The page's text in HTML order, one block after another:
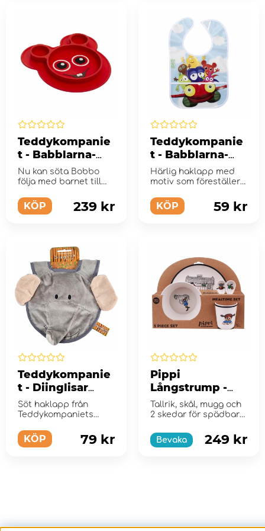
Teddykompanie
t - Babblarna-
Silikontallrik,
Bobbo
Nu kan söta Bobbo
följa med barnet till
praktisk silikontallrik ...
KÖP 239 kr
Teddykompanie
t - Babblarna-
Haklapp,
Babblarna
Härlig haklapp med
motiv som föreställer
KÖP 59 kr
Teddykompanie
t - Diinglisar
Wild, Haklapp,
Elefant
Söt haklapp från
Teddykompaniets
som en elefant.
KÖP 79 kr
Pippi
Långstrump -
Måltidsset
Tallrik, skål, mugg och
2 skedar för spädbarn
Bevaka
249 kr